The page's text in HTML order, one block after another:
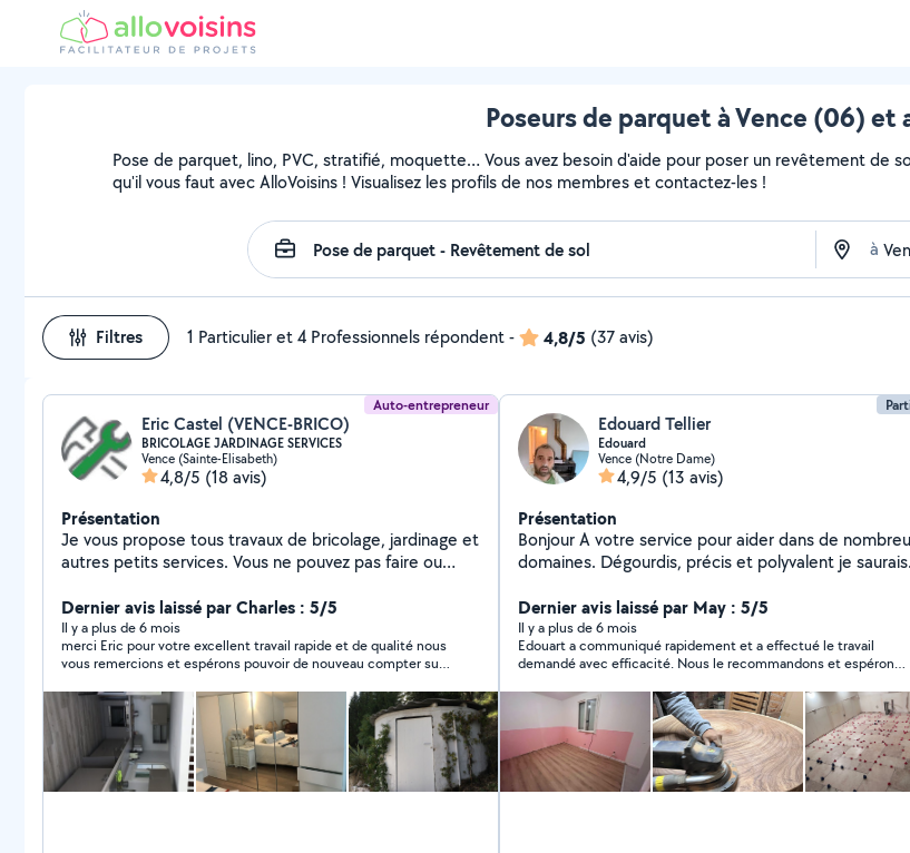
Poseurs de parquet à Vence (06) et
Pose de parquet, lino, PVC, stratifié, moquette… Vous avez besoin d'aide pour poser un revêtement de
qu'il vous faut avec AlloVoisins ! Visualisez les profils de nos membres et contactez-les !
à
Filtres 1 Particulier et 4 Professionnels répondent- 4,8/5 (37 avis)
Auto-entrepreneur
Eric Castel (VENCE-BRICO)
BRICOLAGE JARDINAGE SERVICES
Vence (Sainte-Elisabeth)
4,8/5 (18 avis)
Présentation
Je vous propose tous travaux de bricolage, jardinage et
autres petits services. Vous ne pouvez pas faire ou
Dernier avis laissé par Charles : 5/5
Il y a plus de 6 mois
merci Eric pour votre excellent travail rapide et de qualité nous
vous remercions et espérons pouvoir de nouveau compter sur
Edouard Tellier
Edouard
Vence (Notre Dame)
4,9/5 (13 avis)
Présentation
Bonjour A votre service pour aider dans de nombreux
domaines. Dégourdis, précis et polyvalent je saurais
Dernier avis laissé par May : 5/5
Il y a plus de 6 mois
Edouart a communiqué rapidement et a effectué le travail
demandé avec efficacité. Nous le recommandons et espérons